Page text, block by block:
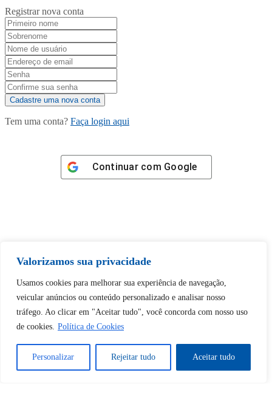
Valorizamos sua privacidade
Usamos cookies para melhorar sua experiência de navegação,
veicular anúncios ou conteúdo personalizado e analisar nosso
tráfego. Ao clicar em "Aceitar tudo", você concorda com nosso uso
de cookies. Política de Cookies
Personalizar Rejeitar tudo Aceitar tudo
Registrar nova conta
Tem uma conta? Faça login aqui
Continuar com Google
desbloquear esta publicação?
Desbloquear esquerda : 0